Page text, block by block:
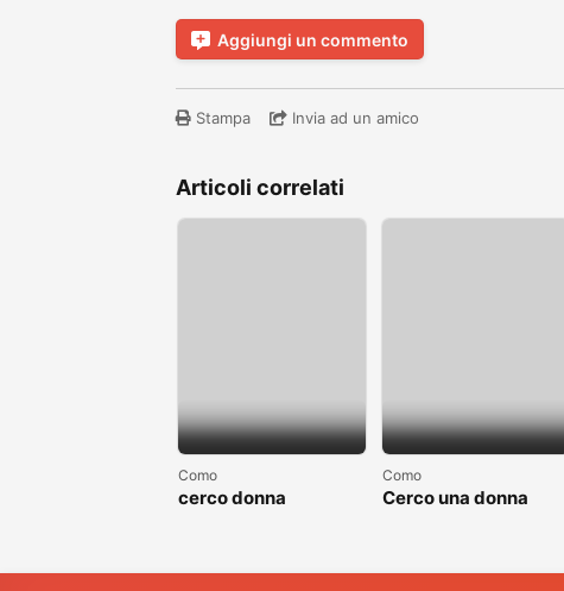
Aggiungi un commento
Stampa Invia ad un amico
Articoli correlati
Como
cerco donna
Como
Cerco una donna